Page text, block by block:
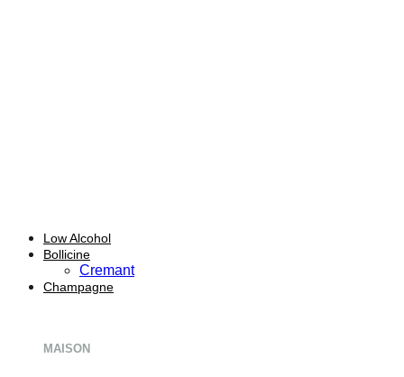
Low Alcohol
Bollicine
Cremant
Champagne
MAISON